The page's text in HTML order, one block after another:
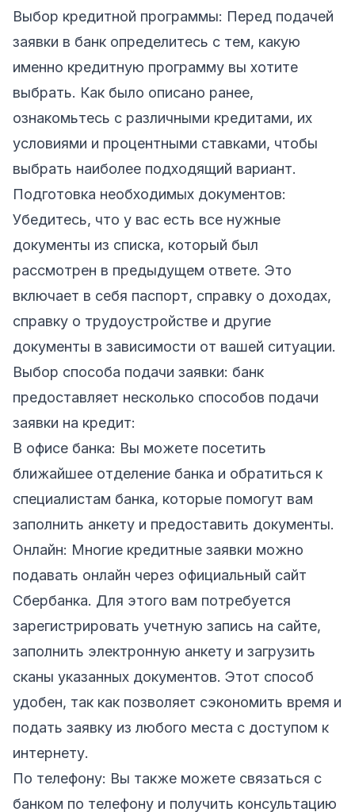
Выбор кредитной программы: Перед подачей
заявки в банк определитесь с тем, какую
именно кредитную программу вы хотите
выбрать. Как было описано ранее,
ознакомьтесь с различными кредитами, их
условиями и процентными ставками, чтобы
выбрать наиболее подходящий вариант.
Подготовка необходимых документов:
Убедитесь, что у вас есть все нужные
документы из списка, который был
рассмотрен в предыдущем ответе. Это
включает в себя паспорт, справку о доходах,
справку о трудоустройстве и другие
документы в зависимости от вашей ситуации.
Выбор способа подачи заявки: банк
предоставляет несколько способов подачи
заявки на кредит:
В офисе банка: Вы можете посетить
ближайшее отделение банка и обратиться к
специалистам банка, которые помогут вам
заполнить анкету и предоставить документы.
Онлайн: Многие кредитные заявки можно
подавать онлайн через официальный сайт
Сбербанка. Для этого вам потребуется
зарегистрировать учетную запись на сайте,
заполнить электронную анкету и загрузить
сканы указанных документов. Этот способ
удобен, так как позволяет сэкономить время и
подать заявку из любого места с доступом к
интернету.
По телефону: Вы также можете связаться с
банком по телефону и получить консультацию